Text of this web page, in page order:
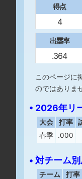
得点
4
出塁率
.364
このページに
のではありま
• 2026年リ
大会 打率
春季
.000
• 対チーム
チーム 打率